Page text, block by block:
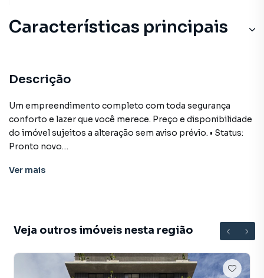
Características principais
Descrição
Um empreendimento completo com toda segurança
conforto e lazer que você merece. Preço e disponibilidade
do imóvel sujeitos a alteração sem aviso prévio. • Status:
Pronto novo
Branco, em João Pessoa. Não encontrou o que procurava
ou deseja mais informações sobre Loja em João Pessoa?
Entre em contato com nossa equipe pelo telefone (83)
Ver mais
Veja outros imóveis nesta região